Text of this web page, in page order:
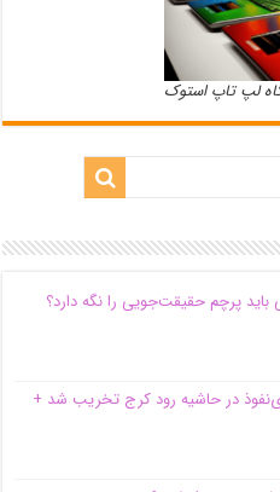
لپ تاپ استوک
پرچم حقیقت‌جویی را نگه دارد؟
در حاشیه‌ رود کرج تخریب شد +